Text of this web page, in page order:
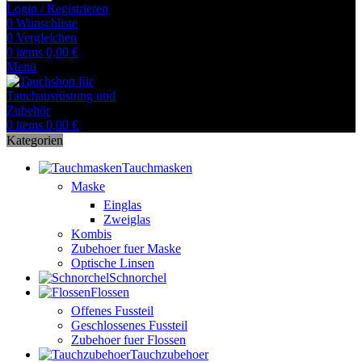
Login / Registrieren
0 Wunschliste
0 Vergleichen
0 items 0,00 €
Menü
0 items 0,00 €
Kategorien
Tauchmasken
Maske
Einglas
Zweiglas
Kombis
Zubehoer fuer Maske
Optische Linsen
Schnorchel
Flossen
Offenes Fussteil
Geschlossenes Fussteil
Zubehoer fuer Flossen
Tauchzubehoer